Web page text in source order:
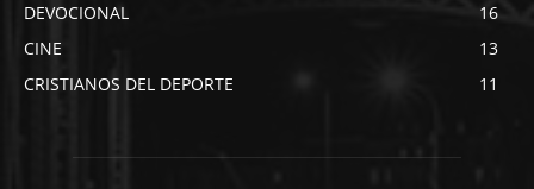
DEVOCIONAL
16
CINE
13
CRISTIANOS DEL DEPORTE
11